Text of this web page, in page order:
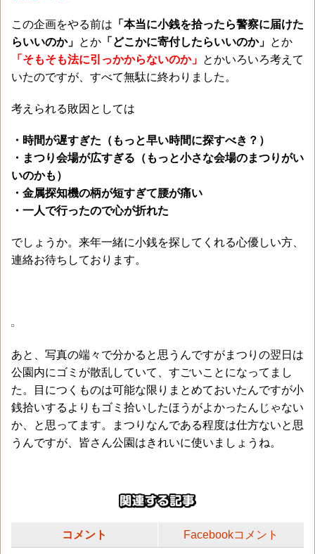
この企画をやる前は 「本当に小銭を拾ったら警察に届けた
らいいのか」 とか 「どこかに寄付したらいいのか」 とか
「そもそも法に引っかからないのか」 とかいろいろ考えて
いたのですが、すべて無駄に終わりました。
考えられる敗因としては
・時間が遅すぎた（もっと早い時間に探すべき？）
・まつり会場が広すぎる（もっと小さな会場のまつりがい
いのかも）
・金属探知機の柄が短すぎて腰が痛い
・一人で行ったので心が折れた
でしょうか。来年一緒に小銭を探してくれる心優しい方、
連絡お待ちしております。
あと、写真の端々で分かると思うんですがまつりの翌日は
公園内にゴミが散乱していて、すごいことになってまし
た。目につくものは可能な限りまとめておいたんですが小
銭拾いするよりもゴミ拾いしたほうがよかったんじゃない
か、と思ってます。まつりなんである程度は仕方ないと思
うんですが、皆さん公園はきれいに使いましょうね。
コメント Facebookコメント